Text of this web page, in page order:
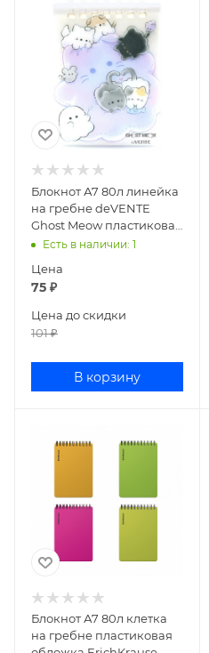
Блокнот А7 80л линейка
на гребне deVENTE
Ghost Meow пластиковая
обложка сиреневый
Есть в наличии: 1
Цена
75 ₽
Цена до скидки
101₽
В корзину
Блокнот А7 80л клетка
на гребне пластиковая